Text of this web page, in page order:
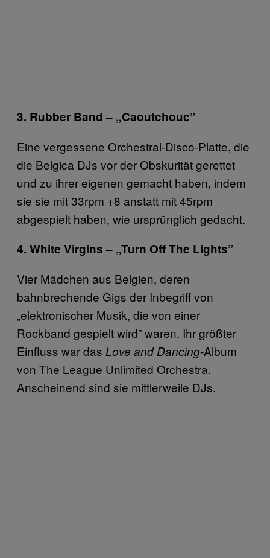
3. Rubber Band – „Caoutchouc”
Eine vergessene Orchestral-Disco-Platte, die
die Belgica DJs vor der Obskurität gerettet
und zu ihrer eigenen gemacht haben, indem
sie sie mit 33rpm +8 anstatt mit 45rpm
abgespielt haben, wie ursprünglich gedacht.
4. White Virgins – „Turn Off The Lights”
Vier Mädchen aus Belgien, deren
bahnbrechende Gigs der Inbegriff von
„elektronischer Musik, die von einer
Rockband gespielt wird” waren. Ihr größter
Einfluss war das Love and Dancing-Album
von The League Unlimited Orchestra.
Anscheinend sind sie mittlerweile DJs.